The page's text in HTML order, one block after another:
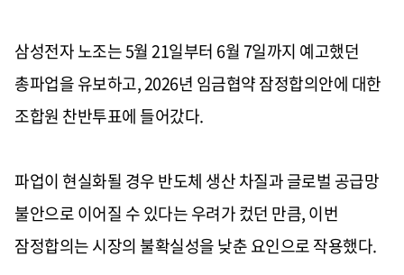
삼성전자 노조는 5월 21일부터 6월 7일까지 예고했던
총파업을 유보하고, 2026년 임금협약 잠정합의안에 대한
조합원 찬반투표에 들어갔다.
파업이 현실화될 경우 반도체 생산 차질과 글로벌 공급망
불안으로 이어질 수 있다는 우려가 컸던 만큼, 이번
잠정합의는 시장의 불확실성을 낮춘 요인으로 작용했다.